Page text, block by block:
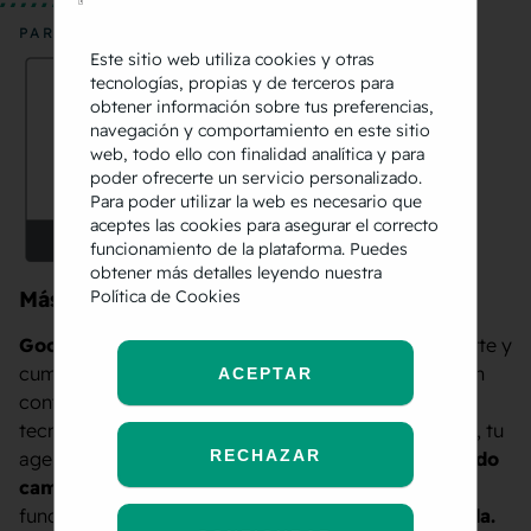
PARTNER
Más de 15 años optimizando Google Ads
Google Ads funciona:consigue tráfico que convierte y
cumple tus objetivos de negocio. Una plataforma en
continua evolución, que se adapta a las últimas
tecnologías y al usuario cambiante. En Semmántica, tu
agencia SEM, llevamosmás de 15 años optimizando
cammapañasy adaptándonos desde nuestra
fundación como
agencia Google Ads especializada.
Este sitio web utiliza cookies y otras
tecnologías, propias y de terceros para
obtener información sobre tus preferencias,
navegación y comportamiento en este sitio
web, todo ello con finalidad analítica y para
poder ofrecerte un servicio personalizado.
Para poder utilizar la web es necesario que
aceptes las cookies para asegurar el correcto
funcionamiento de la plataforma. Puedes
obtener más detalles leyendo nuestra
Política de Cookies
ACEPTAR
RECHAZAR